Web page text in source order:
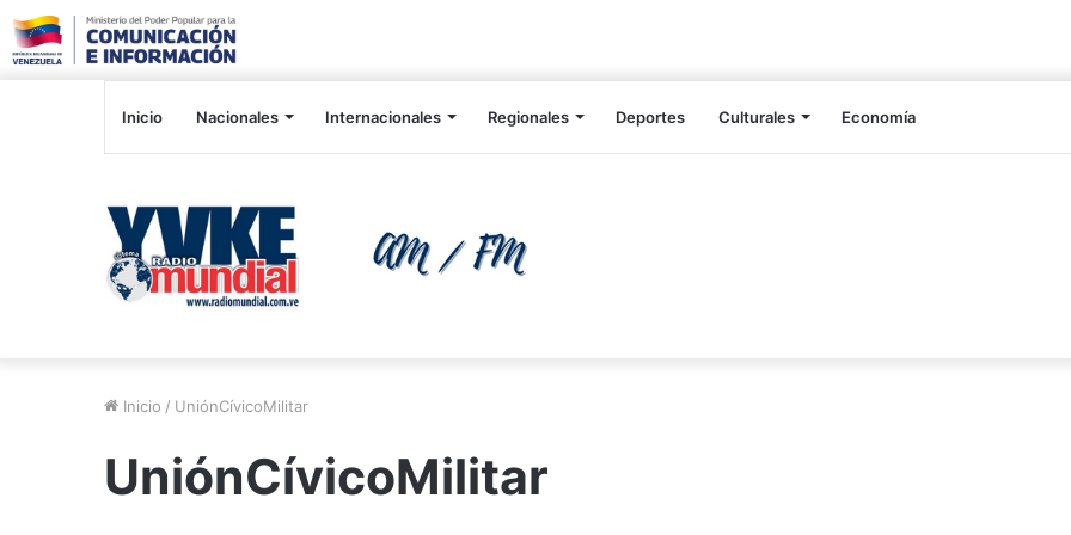
Inicio Nacionales Internacionales Regionales Deportes Culturales Economía
Inicio / UniónCívicoMilitar
UniónCívicoMilitar